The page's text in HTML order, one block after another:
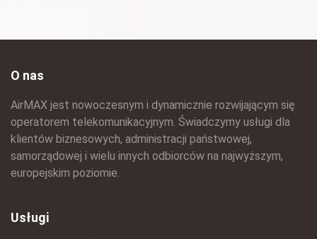
O nas
AirMAX jest nowoczesnym i dynamicznie rozwijającym się
operatorem telekomunikacyjnym. Świadczymy usługi dla
klientów biznesowych, administracji państwowej,
samorządowej i wielu innych odbiorców na najwyższym,
europejskim poziomie.
Usługi